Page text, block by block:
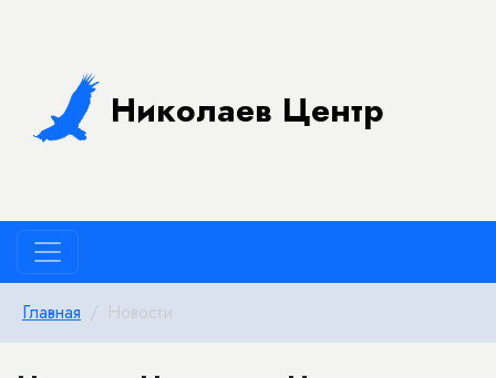
Николаев Центр
Главная Новости